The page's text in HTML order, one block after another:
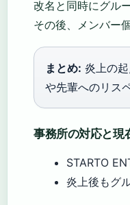
改名と同時にグル
その後、メンバー
まとめ: 炎上の
や先輩へのリス
事務所の対応と現
STARTO
炎上後もグ